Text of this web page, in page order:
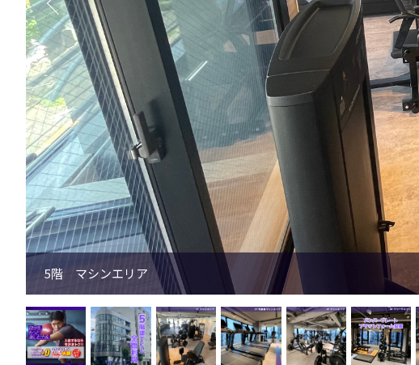
5階 マシンエリア